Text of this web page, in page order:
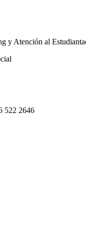
y Atención al
522 2646